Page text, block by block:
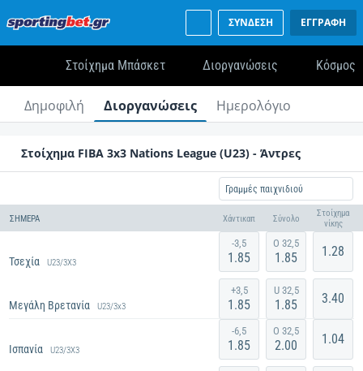
ΣΥΝΔΕΣΗ ΕΓΓΡΑΦΗ
Στοίχημα Μπάσκετ Διοργανώσεις Κόσμος
Δημοφιλή Διοργανώσεις Ημερολόγιο
Στοίχημα FIBA 3x3 Nations League (U23) - Άντρες
Γραμμές παιχνιδιού
ΣΉΜΕΡΑ Χάντικαπ Σύνολο
Στοίχημα
νίκης
Τσεχία U23/3X3
Μεγάλη Βρετανία
U23/3x3
-3,5
1.85
+3,5
1.85
O 32,5
1.85
U 32,5
1.85
1.28
3.40
Ισπανία U23/3X3
-6,5
1.85
O 32,5
2.00 1.04